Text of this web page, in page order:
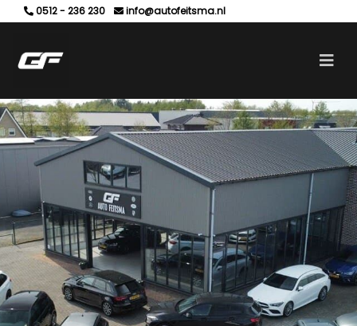
0512 - 236 230 info@autofeitsma.nl